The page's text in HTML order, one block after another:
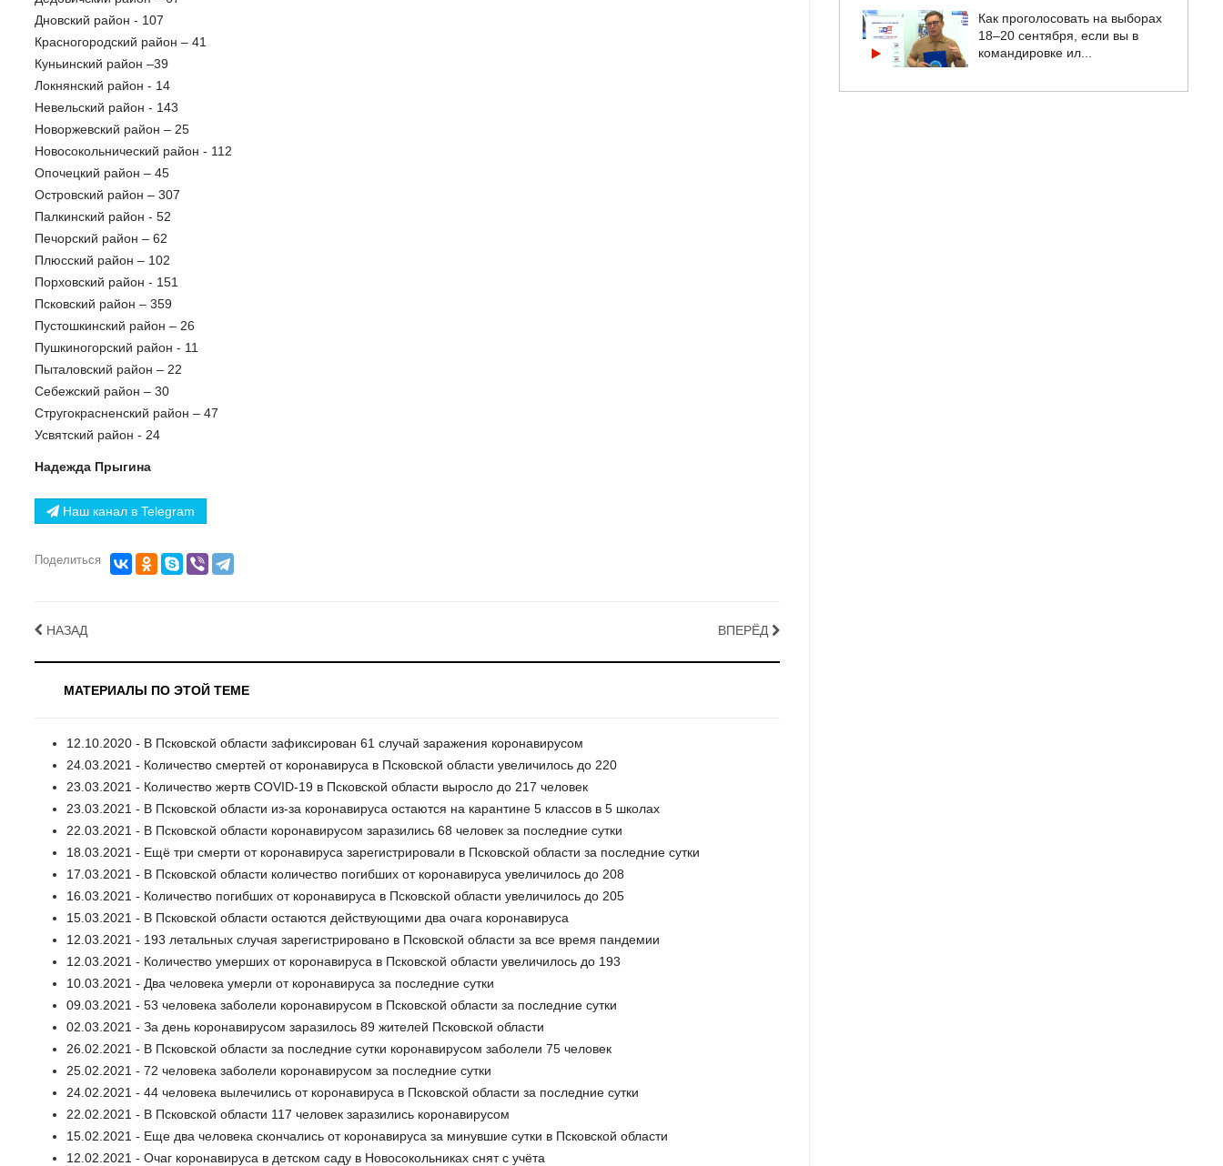
Дновский район - 107
Красногородский район – 41
Куньинский район –39
Локнянский район - 14
Невельский район - 143
Новоржевский район – 25
Новосокольнический район - 112
Опочецкий район – 45
Островский район – 307
Палкинский район - 52
Печорский район – 62
Плюсский район – 102
Порховский район - 151
Псковский район – 359
Пустошкинский район – 26
Пушкиногорский район - 11
Пыталовский район – 22
Себежский район – 30
Стругокрасненский район – 47
Усвятский район - 24
Надежда Прыгина
Наш канал в Telegram
Поделиться
НАЗАД ВПЕРЁД
МАТЕРИАЛЫ ПО ЭТОЙ ТЕМЕ
12.10.2020 - В Псковской области зафиксирован 61 случай заражения коронавирусом
24.03.2021 - Количество смертей от коронавируса в Псковской области увеличилось до 220
23.03.2021 - Количество жертв COVID-19 в Псковской области выросло до 217 человек
23.03.2021 - В Псковской области из-за коронавируса остаются на карантине 5 классов в 5 школах
22.03.2021 - В Псковской области коронавирусом заразились 68 человек за последние сутки
18.03.2021 - Ещё три смерти от коронавируса зарегистрировали в Псковской области за последние сутки
17.03.2021 - В Псковской области количество погибших от коронавируса увеличилось до 208
16.03.2021 - Количество погибших от коронавируса в Псковской области увеличилось до 205
15.03.2021 - В Псковской области остаются действующими два очага коронавируса
12.03.2021 - 193 летальных случая зарегистрировано в Псковской области за все время пандемии
12.03.2021 - Количество умерших от коронавируса в Псковской области увеличилось до 193
10.03.2021 - Два человека умерли от коронавируса за последние сутки
09.03.2021 - 53 человека заболели коронавирусом в Псковской области за последние сутки
02.03.2021 - За день коронавирусом заразилось 89 жителей Псковской области
26.02.2021 - В Псковской области за последние сутки коронавирусом заболели 75 человек
25.02.2021 - 72 человека заболели коронавирусом за последние сутки
24.02.2021 - 44 человека вылечились от коронавируса в Псковской области за последние сутки
22.02.2021 - В Псковской области 117 человек заразились коронавирусом
15.02.2021 - Еще два человека скончались от коронавируса за минувшие сутки в Псковской области
12.02.2021 - Очаг коронавируса в детском саду в Новосокольниках снят с учёта
Как проголосовать на выборах
18–20 сентября, если вы в
командировке ил...